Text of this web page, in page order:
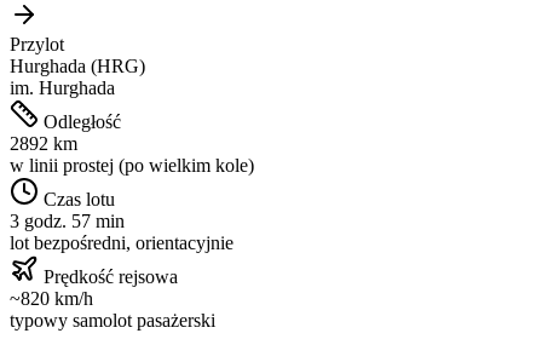
Przylot
Hurghada (HRG)
im. Hurghada
Odległość
2892 km
w linii prostej (po wielkim kole)
Czas lotu
3 godz. 57 min
lot bezpośredni, orientacyjnie
Prędkość rejsowa
~820 km/h
typowy samolot pasażerski